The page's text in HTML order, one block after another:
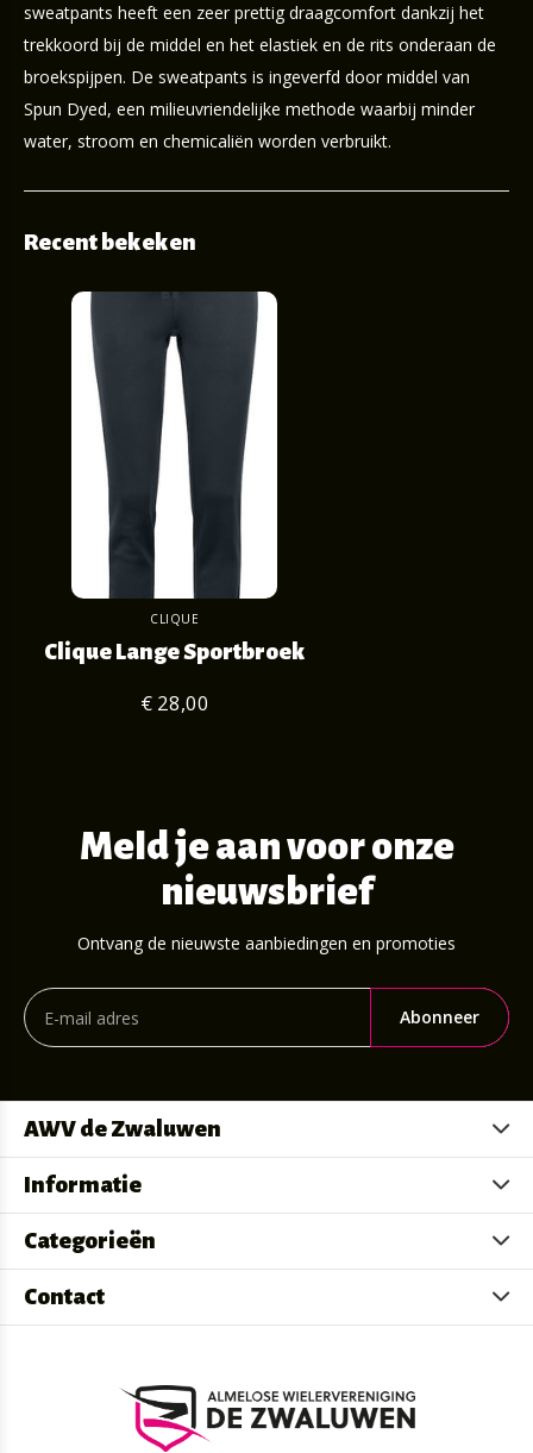
sweatpants heeft een zeer prettig draagcomfort dankzij het
trekkoord bij de middel en het elastiek en de rits onderaan de
broekspijpen. De sweatpants is ingeverfd door middel van
Spun Dyed, een milieuvriendelijke methode waarbij minder
water, stroom en chemicaliën worden verbruikt.
Recent bekeken
CLIQUE
Clique Lange Sportbroek
€ 28,00
Meld je aan voor onze
nieuwsbrief
Ontvang de nieuwste aanbiedingen en promoties
Abonneer
AWV de Zwaluwen
Informatie
Categorieën
Contact